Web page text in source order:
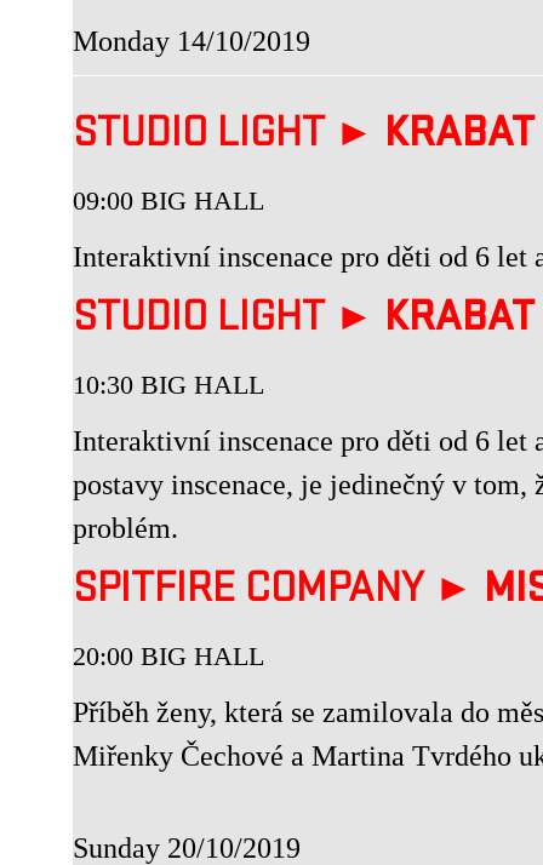
Monday 14/10/2019
STUDIO LIGHT ► KRABAT
09:00 BIG HALL
Interaktivní inscenace pro děti od 6 let
STUDIO LIGHT ► KRABAT
10:30 BIG HALL
Interaktivní inscenace pro děti od 6
postavy inscenace, je jedinečný v
problém.
SPITFIRE COMPANY ►
20:00 BIG HALL
Příběh ženy, která se zamilovala do
Miřenky Čechové a Martina Tvrdého
Sunday 20/10/2019